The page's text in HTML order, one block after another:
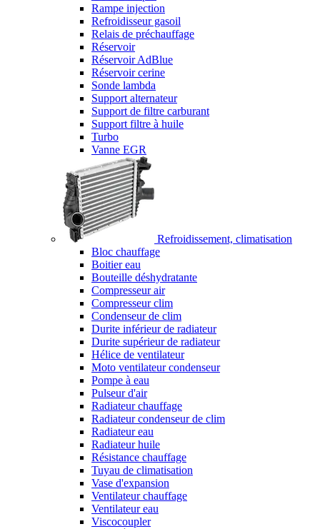
Rampe injection
Refroidisseur gasoil
Relais de préchauffage
Réservoir
Réservoir AdBlue
Réservoir cerine
Sonde lambda
Support alternateur
Support de filtre carburant
Support filtre à huile
Turbo
Vanne EGR
Refroidissement, climatisation
Bloc chauffage
Boitier eau
Bouteille déshydratante
Compresseur air
Compresseur clim
Condenseur de clim
Durite inférieur de radiateur
Durite supérieur de radiateur
Hélice de ventilateur
Moto ventilateur condenseur
Pompe à eau
Pulseur d'air
Radiateur chauffage
Radiateur condenseur de clim
Radiateur eau
Radiateur huile
Résistance chauffage
Tuyau de climatisation
Vase d'expansion
Ventilateur chauffage
Ventilateur eau
Viscocoupler